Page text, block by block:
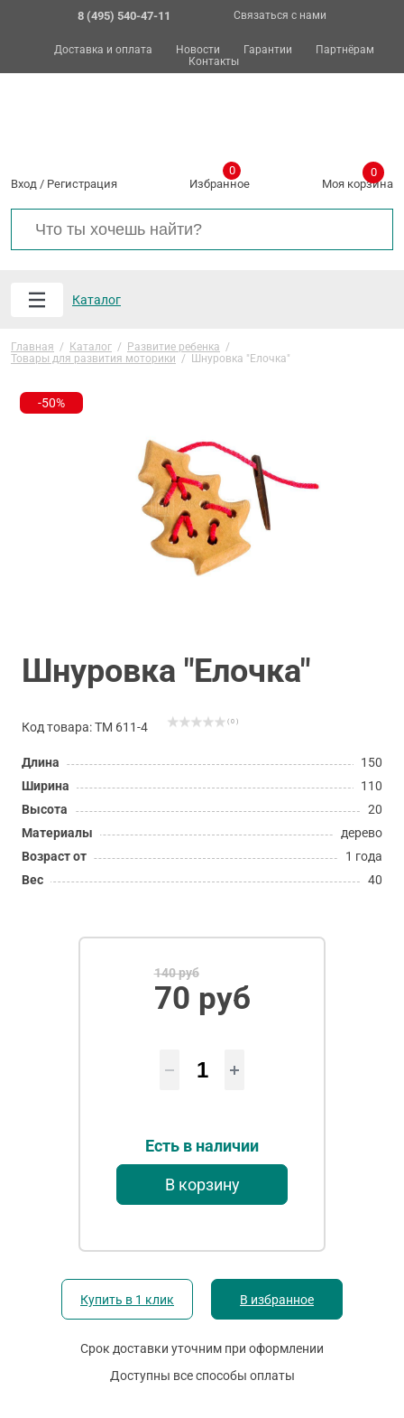
8 (495) 540-47-11 Связаться с нами
Доставка и оплата Новости Гарантии
Партнёрам
Контакты
Вход / Регистрация Избранное
0
Моя корзина
0
Каталог
Главная / Каталог / Развитие ребенка /
Товары для развития моторики / Шнуровка "Елочка"
-50%
Шнуровка "Елочка"
Код товара: ТМ 611-4 ( 0 )
Длина
150
Ширина
110
Высота
20
Материалы
дерево
Возраст от
1 года
Вес
40
140 руб
70 руб
Есть в наличии
В корзину
Купить в 1 клик В избранное
Срок доставки уточним при оформлении
Доступны все способы оплаты